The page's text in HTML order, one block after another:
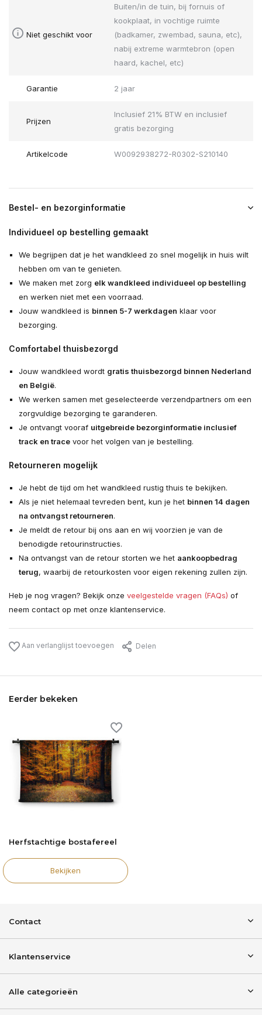
Niet geschikt voor
Buiten/in de tuin, bij fornuis of
kookplaat, in vochtige ruimte
(badkamer, zwembad, sauna, etc),
nabij extreme warmtebron (open
haard, kachel, etc)
Garantie 2 jaar
Prijzen
Inclusief 21% BTW en inclusief
gratis bezorging
Artikelcode W0092938272-R0302-S210140
Bestel- en bezorginformatie
Individueel op bestelling gemaakt
We begrijpen dat je het wandkleed zo snel mogelijk in huis wilt
hebben om van te genieten.
We maken met zorg elk wandkleed individueel op bestelling
en werken niet met een voorraad.
Jouw wandkleed is binnen 5-7 werkdagen klaar voor
bezorging.
Comfortabel thuisbezorgd
Jouw wandkleed wordt gratis thuisbezorgd binnen Nederland
en België.
We werken samen met geselecteerde verzendpartners om een
zorgvuldige bezorging te garanderen.
Je ontvangt vooraf uitgebreide bezorginformatie inclusief
track en tracevoor het volgen van je bestelling.
Retourneren mogelijk
Je hebt de tijd om het wandkleed rustig thuis te bekijken.
Als je niet helemaal tevreden bent, kun je het binnen 14 dagen
na ontvangst retourneren.
Je meldt de retour bij ons aan en wij voorzien je van de
benodigde retourinstructies.
Na ontvangst van de retour storten we het aankoopbedrag
terug, waarbij de retourkosten voor eigen rekening zullen zijn.
Heb je nog vragen? Bekijk onze veelgestelde vragen (FAQs) of
neem contact op met onze klantenservice.
Aan verlanglijst toevoegen Delen
Eerder bekeken
Herfstachtige bostafereel
Bekijken
Contact
Klantenservice
Alle categorieën